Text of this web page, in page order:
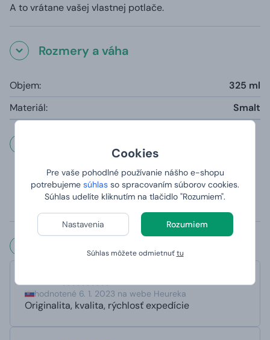
Cookies
Pre vaše pohodlné používanie nášho e-shopu
potrebujeme súhlas so spracovaním súborov cookies.
Súhlas udelíte kliknutím na tlačidlo "Rozumiem".
Nastavenia Rozumiem
Súhlas môžete odmietnuťtu
A to vrátane vašej vlastnej potlače.
Rozmery a váha
Objem:
325 ml
Materiál:
Smalt
Hrnčeky sú vhodné do umývačky (s výnimkou
magického hrnčeka, ktorý sa kvôli teplocitlivej vrstve
odporúča umývať v ruke)
Potlač je panoramatická tzn. potlač je z oboch strán.
hodnotené 6. 1. 2023 na webe Heureka
Originalita, kvalita, rýchlosť expedície